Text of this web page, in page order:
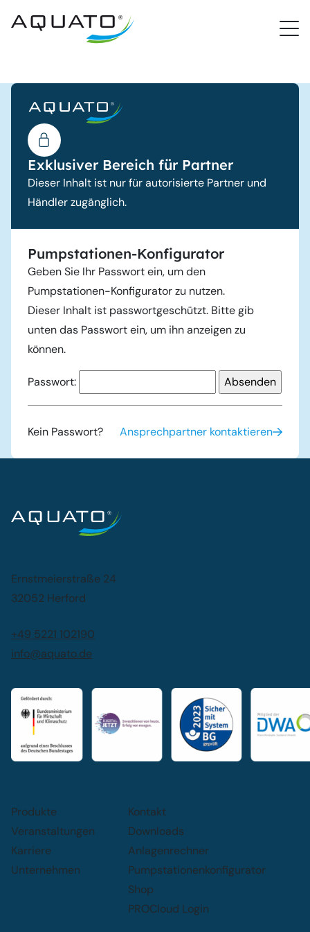
Exklusiver Bereich für Partner
Dieser Inhalt ist nur für autorisierte Partner und
Händler zugänglich.
Pumpstationen-Konfigurator
Geben Sie Ihr Passwort ein, um den
Pumpstationen-Konfigurator zu nutzen.
Dieser Inhalt ist passwortgeschützt. Bitte gib
unten das Passwort ein, um ihn anzeigen zu
können.
Passwort:
Kein Passwort? Ansprechpartner kontaktieren
Ernstmeierstraße 24
32052 Herford
+49 5221 102190
info@aquato.de
Produkte
Veranstaltungen
Karriere
Unternehmen
Kontakt
Downloads
Anlagenrechner
Pumpstationenkonfigurator
Shop
PROCloud Login